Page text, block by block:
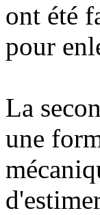
ont été
pour
La
une